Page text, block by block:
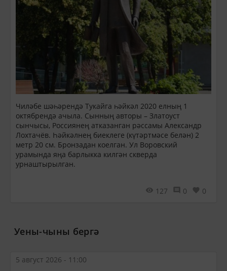
Чиләбе шәһәрендә Тукайга һәйкәл 2020 елның 1
октябрендә ачыла. Сынның авторы – Златоуст
сынчысы, Россиянең атказанган рәссамы Александр
Лохтачёв. Һәйкәлнең биеклеге (күтәртмәсе белән) 2
метр 20 см. Бронзадан коелган. Ул Воровский
урамында яңа барлыкка килгән скверда
урнаштырылган.
127 0 0
Уены-чыны бергә
5 август 2026 - 11:00